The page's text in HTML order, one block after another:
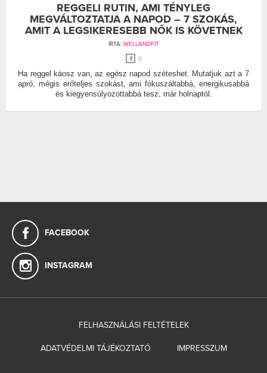
REGGELI RUTIN, AMI TÉNYLEG
MEGVÁLTOZTATJA A NAPOD – 7 SZOKÁS,
AMIT A LEGSIKERESEBB NŐK IS KÖVETNEK
ÍRTA: WELLANDFIT
0
Ha reggel káosz van, az egész napod széteshet. Mutatjuk azt a 7
apró, mégis erőteljes szokást, ami fókuszáltabbá, energikusabbá
és kiegyensúlyozottabbá tesz, már holnaptól.
FACEBOOK
INSTAGRAM
FELHASZNÁLÁSI FELTÉTELEK
ADATVÉDELMI TÁJÉKOZTATÓ IMPRESSZUM